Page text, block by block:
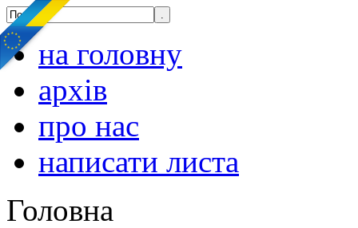
на головну
архів
про нас
написати листа
Головна